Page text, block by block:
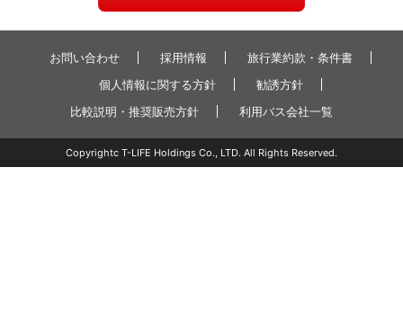
お問い合わせ 採用情報
旅行業約款・条件書
個人情報に関する方針
勧誘方針
比較説明・推奨販売方針
利用バス会社一覧
Copyrightc T-LIFE Holdings Co., LTD. All Rights Reserved.